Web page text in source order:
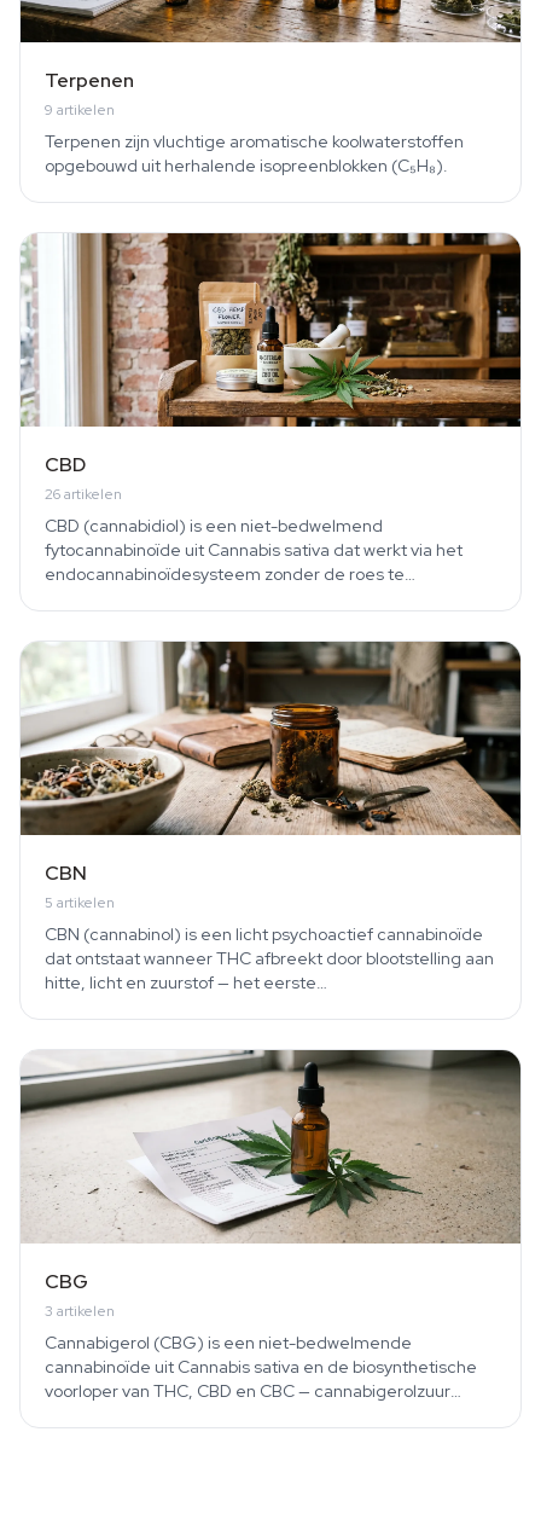
Terpenen
9 artikelen
Terpenen zijn vluchtige aromatische koolwaterstoffen
opgebouwd uit herhalende isopreenblokken (C₅H₈).
CBD
26artikelen
CBD (cannabidiol) is een niet-bedwelmend
fytocannabinoïde uit Cannabis sativa dat werkt via het
endocannabinoïdesysteem zonder de roes te
CBN
5 artikelen
CBN (cannabinol) is een licht psychoactief cannabinoïde
dat ontstaat wanneer THC afbreekt door blootstelling aan
hitte, licht en zuurstof — het eerste…
CBG
3 artikelen
Cannabigerol (CBG) is een niet-bedwelmende
cannabinoïde uit Cannabis sativa en de biosynthetische
voorloper van THC, CBD en CBC — cannabigerolzuur